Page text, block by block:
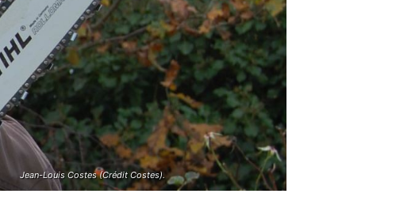
Jean-Louis Costes (Crédit Costes).